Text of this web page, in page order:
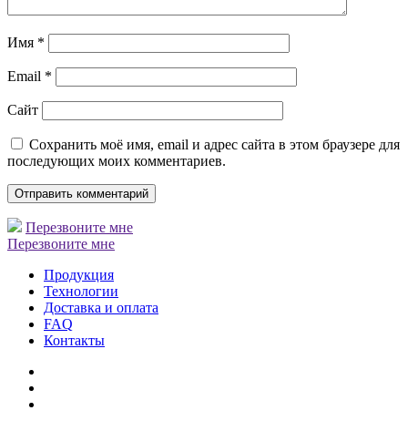
Имя *
Email *
Сайт
Сохранить моё имя, email и адрес сайта в этом браузере для
последующих моих комментариев.
Перезвоните мне
Перезвоните мне
Продукция
Технологии
Доставка и оплата
FAQ
Контакты